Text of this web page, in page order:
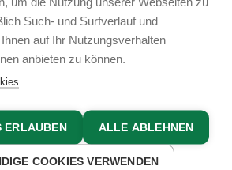
uns genau
Such- und Surfverlauf und
auf Ihr Nutzungsverhalten
anbieten zu können.
ERLAUBEN ALLE ABLEHNEN
COOKIES VERWENDEN